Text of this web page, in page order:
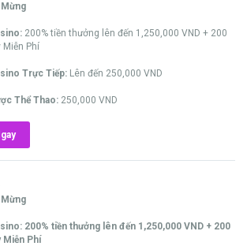
200% tiền thưởng lên đến 1,250,000 VND + 200
Miễn Phí
Trực Tiếp: Lên đến 250,000 VND
Thể Thao: 250,000 VND
200% tiền thưởng lên đến 1,250,000 VND + 200
Miễn Phí